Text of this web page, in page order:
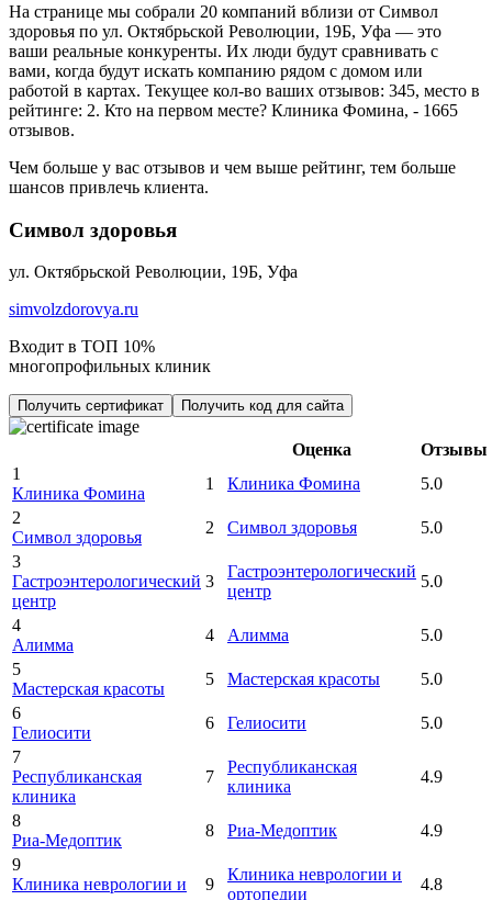
На странице мы собрали 20 компаний вблизи от Символ
здоровья по ул. Октябрьской Революции, 19Б, Уфа — это
ваши реальные конкуренты. Их люди будут сравнивать с
вами, когда будут искать компанию рядом с домом или
работой в картах. Текущее кол-во ваших отзывов: 345, место в
рейтинге: 2. Кто на первом месте? Клиника Фомина, - 1665
отзывов.
Чем больше у вас отзывов и чем выше рейтинг, тем больше
шансов привлечь клиента.
Символ здоровья
ул. Октябрьской Революции, 19Б, Уфа
simvolzdorovya.ru
Входит в ТОП 10%
многопрофильных клиник
Получить сертификат Получить код для сайта
Оценка
Отзывы
1
Клиника Фомина
1 Клиника Фомина
5.0
2
Символ здоровья
2 Символ здоровья
5.0
3
Гастроэнтерологический
центр
3
Гастроэнтерологический
центр
5.0
4
Алимма
4 Алимма
5.0
5
Мастерская красоты
5 Мастерская красоты
5.0
6
Гелиосити
6 Гелиосити
5.0
7
Республиканская
клиника
7
Республиканская
клиника
4.9
8
Риа-Медоптик
8 Риа-Медоптик
4.9
9
Клиника неврологии и
9
Клиника неврологии и
ортопедии
4.8